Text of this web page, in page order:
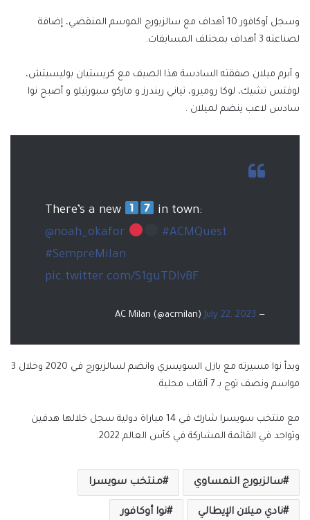
وسجل أوكافور 10 أهداف مع سالزبورج الموسم المنقضي، إضافة
لصناعته 3 أهداف بمختلف المسابقات.
و أبرم ميلان صفقته السادسة هذا الصيف مع كريستيان بوليسيتش،
لوفتس تشيك، لوكا روميرو، تياني ريندرز و ماركو سبورتيلو و أصبح نوا
سادس لاعب ينضم لميلان .
There’s a new
in town:
@noah_okafor
#ACMQuest
#SempreMilan
pic.twitter.com/S1guTDlvBF
— AC Milan (@acmilan)
July 22, 2023
وبدأ نوا مسيرته مع بازل السويسري وانضم لسالزبورج في 2020 وخلال 3
مواسم ونصف توج بـ 7 ألقاب محلية.
مع منتخب سويسرا شارك في 14 مباراة دولية سجل خلالها هدفين
وتواجد في القائمة المشاركة في كأس العالم 2022.
سالزبورج النمساوي منتخب سويسرا
نادي ميلان الإيطالي نوا أوكافور